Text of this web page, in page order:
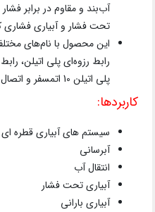
آب‌بند و مقاوم در برابر
تحت فشار و آبیاری فشاری
این محصول با نام‌های
رابط رزوه‌ای پلی اتیلن،
پلی اتیلن 10 اتمسفر و اتصال پلی اتیلن پیچی شناخته می‌شود.
کاربردها:
سیستم های آبیاری قطره ای
آبرسانی
انتقال آب
آبیاری تحت فشار
آبیاری بارانی